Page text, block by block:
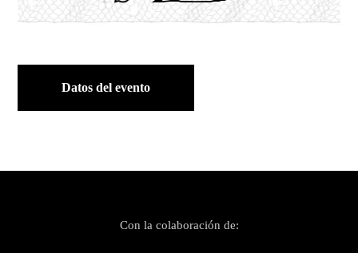
Datos del evento
Con la colaboración de: